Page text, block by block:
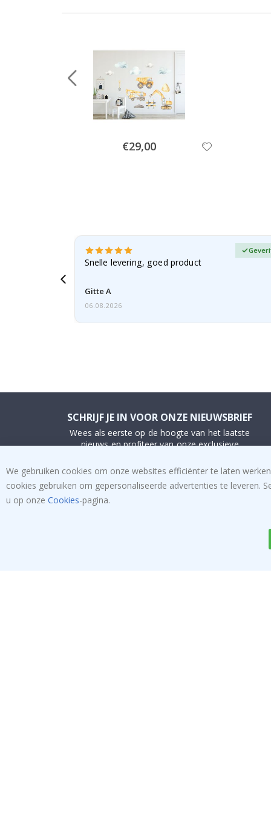
Special
Price
€29,00
Snelle levering, goed product
Gitte A
06.08.2026
SCHRIJF JE IN VOOR ONZE NIEUWSBRIEF
Wees als eerste op de hoogte van het laatste
nieuws en profiteer van onze exclusieve
INSCHRIJVEN
We gebruiken cookies om onze websites efficiënter te laten
cookies gebruiken om gepersonaliseerde advertenties te leveren.
u op onze Cookies-pagina.